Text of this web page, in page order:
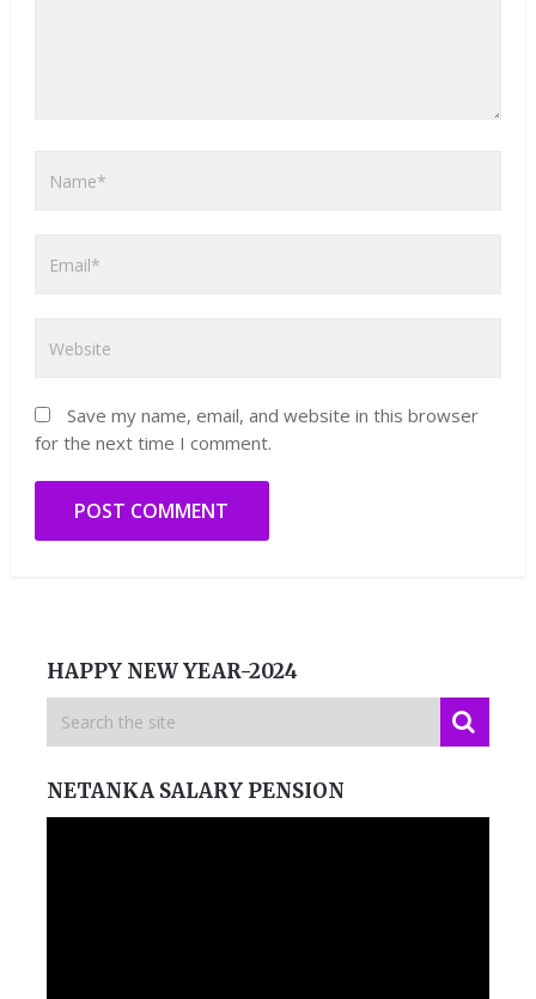
Save my name, email, and website in this browser
for the next time I comment.
HAPPY NEW YEAR-2024
NETANKA SALARY PENSION